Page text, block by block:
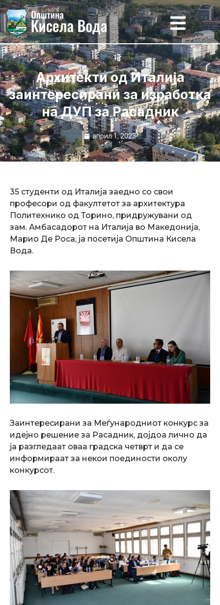
Skip
to
content
Архитекти од Италија
заинтересирани за изработка
на ДУП за Расадник
април 1, 2023
35 студенти од Италија заедно со свои
професори од факултетот за архитектура
Политехнико од Торино, придружувани од
зам. Амбасадорот на Италија во Македонија,
Марио Де Роса, ја посетија Општина Кисела
Вода.
Заинтересирани за Меѓународниот конкурс за
идејно решение за Расадник, дојдоа лично да
ја разгледаат оваа градска четврт и да се
информираат за некои поединости околу
конкурсот.